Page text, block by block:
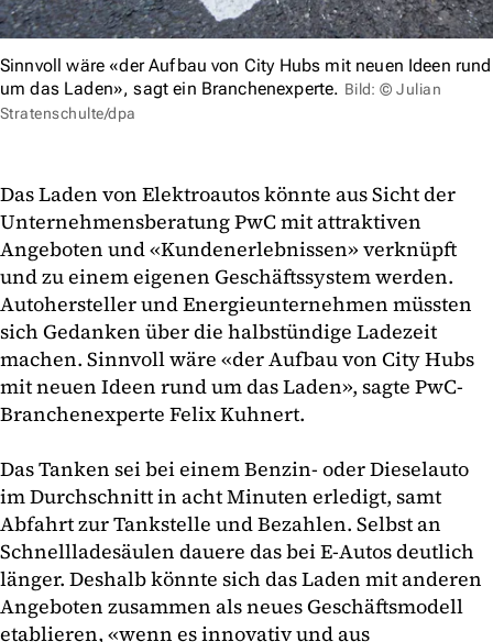
Sinnvoll wäre «der Aufbau von City Hubs mit neuen Ideen rund
um das Laden», sagt ein Branchenexperte. Bild: © Julian
Stratenschulte/dpa
Das Laden von Elektroautos könnte aus Sicht der
Unternehmensberatung PwC mit attraktiven
Angeboten und «Kundenerlebnissen» verknüpft
und zu einem eigenen Geschäftssystem werden.
Autohersteller und Energieunternehmen müssten
sich Gedanken über die halbstündige Ladezeit
machen. Sinnvoll wäre «der Aufbau von City Hubs
mit neuen Ideen rund um das Laden», sagte PwC-
Branchenexperte Felix Kuhnert.
Das Tanken sei bei einem Benzin- oder Dieselauto
im Durchschnitt in acht Minuten erledigt, samt
Abfahrt zur Tankstelle und Bezahlen. Selbst an
Schnellladesäulen dauere das bei E-Autos deutlich
länger. Deshalb könnte sich das Laden mit anderen
Angeboten zusammen als neues Geschäftsmodell
etablieren, «wenn es innovativ und aus